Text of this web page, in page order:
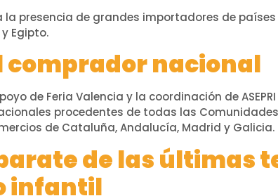
presencia de grandes importadores de
Egipto.
comprador nacional
de Feria Valencia y la coordinación de
procedentes de todas las
de Cataluña, Andalucía, Madrid y Galicia.
de las últimas
infantil